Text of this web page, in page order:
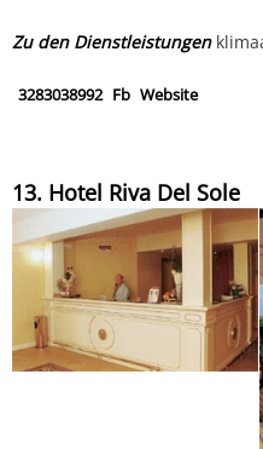
Zu den Dienstleistungen
3283038992 Fb Website
13. Hotel Riva Del Sole